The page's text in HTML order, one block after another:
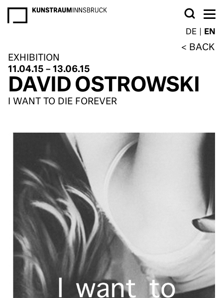
DE EN
BACK
EXHIBITION
11.04.15 – 13.06.15
DAVID OSTROWSKI
I WANT TO DIE FOREVER